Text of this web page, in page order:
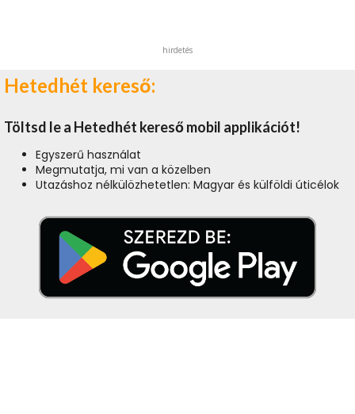
hirdetés
Hetedhét kereső:
Töltsd le a Hetedhét kereső mobil applikációt!
Egyszerű használat
Megmutatja, mi van a közelben
Utazáshoz nélkülözhetetlen: Magyar és külföldi úticélok